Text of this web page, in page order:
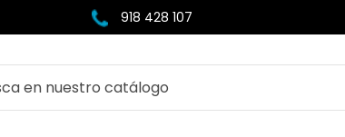
918 428 107